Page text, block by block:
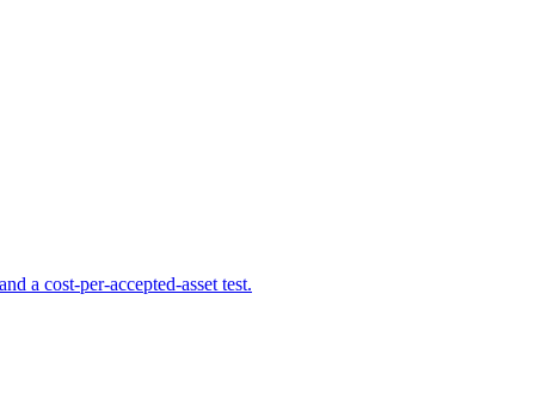
a cost-per-accepted-asset test.